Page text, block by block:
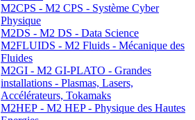
M2CPS - M2 CPS - Système Cyber
Physique
M2DS - M2 DS - Data Science
M2FLUIDS - M2 Fluids - Mécanique des
Fluides
M2GI - M2 GI-PLATO - Grandes
installations - Plasmas, Lasers,
Accélérateurs, Tokamaks
M2HEP - M2 HEP - Physique des Hautes